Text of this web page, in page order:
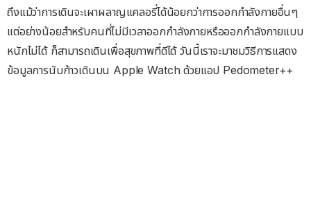
ถึงแม้ว่าการเดินจะเผาผลาญแคลอรี่ได้น้อยกว่าการออกกำลังกายอื่นๆ
แต่อย่างน้อยสำหรับคนที่ไม่มีเวลาออกกำลังกายหรือออกกำลังกายแบบ
หนักไม่ได้ ก็สามารถเดินเพื่อสุขภาพที่ดีได้ วันนี้เราจะมาชมวิธีการแสดง
ข้อมูลการนับก้าวเดินบน Apple Watch ด้วยแอป Pedometer++